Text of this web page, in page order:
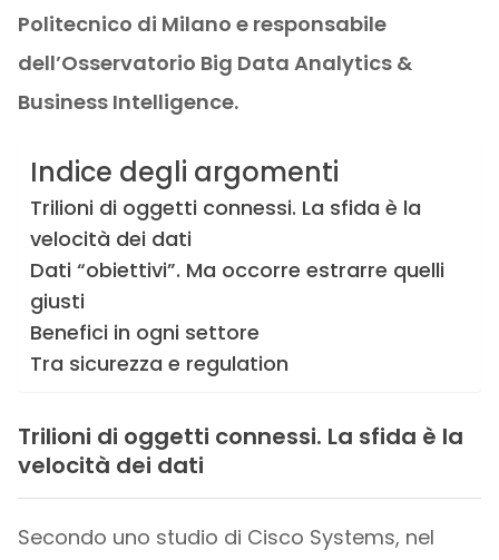
Politecnico di Milano e responsabile
dell’Osservatorio Big Data Analytics &
Business Intelligence.
Indice degli argomenti
Trilioni di oggetti connessi. La sfida è la
velocità dei dati
Dati “obiettivi”. Ma occorre estrarre quelli
giusti
Benefici in ogni settore
Tra sicurezza e regulation
Trilioni di oggetti connessi. La sfida è la
velocità dei dati
Secondo uno studio di Cisco Systems, nel